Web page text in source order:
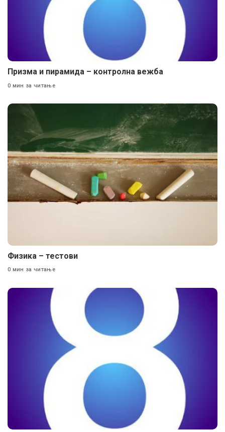
Призма и пирамида – контролна вежба
0 мин за читање
Физика – тестови
0 мин за читање